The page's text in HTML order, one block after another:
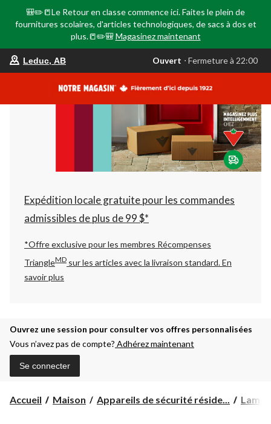
🎒✏️📒Le Retour en classe commence ici. Faites le plein de
fournitures scolaires, d'articles technologiques, de sacs à dos et
plus.📒✏️🎒 Magasinez maintenant
votre
est
AB,
Ouvert,
Fermeture
à
22:00
changer
Leduc, AB Ouvert ⋅ Fermeture à 22:00
Expédition locale gratuite pour les commandes
admissibles de plus de 99 $*
*Offre exclusive pour les membres Récompenses
TriangleMD sur les articles avec la livraison standard.En
savoir plus
Ouvrez une session pour consulter vos offres personnalisées
Vous n’avez pas de compte? Adhérez maintenant
Se connecter
Accueil Maison Appareils de sécurité réside...